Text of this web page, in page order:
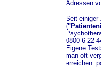
Adressen
Seit
0800-6 22
Eigene
man oft
erreichen: